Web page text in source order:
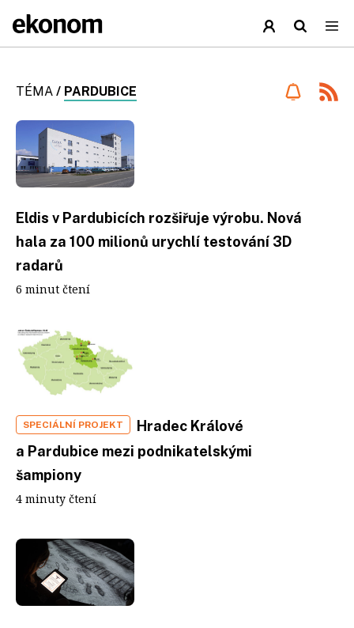
TÉMA / PARDUBICE
Eldis v Pardubicích rozšiřuje výrobu. Nová
hala za 100 milionů urychlí testování 3D
radarů
6 minut čtení
SPECIÁLNÍ PROJEKT
Hradec Králové
a Pardubice mezi podnikatelskými
šampiony
4 minuty čtení